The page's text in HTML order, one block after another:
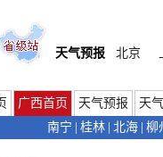
天气预报 北京
广西首页 天气预报
天
南宁
桂林 北海 柳